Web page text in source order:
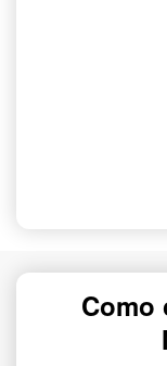
Como